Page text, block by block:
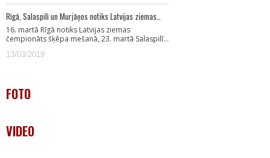
Rīgā, Salaspilī un Murjāņos notiks Latvijas ziemas…
16. martā Rīgā notiks Latvijas ziemas
čempionāts šķēpa mešanā, 23. martā Salaspilī…
13/03/2019
FOTO
VIDEO